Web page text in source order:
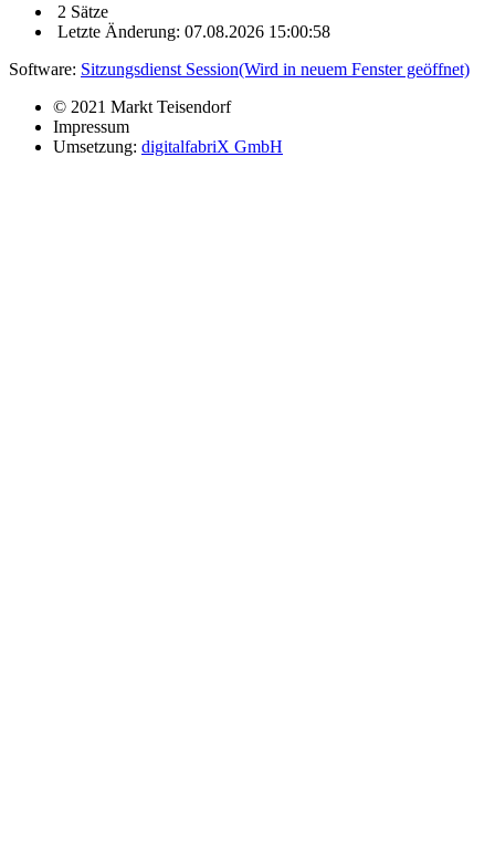
2 Sätze
Letzte Änderung: 07.08.2026 15:00:58
Software: Sitzungsdienst Session(Wird in neuem Fenster geöffnet)
© 2021 Markt Teisendorf
Impressum
Umsetzung: digitalfabriX GmbH